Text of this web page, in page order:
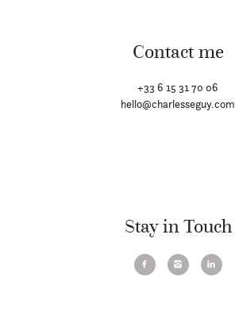
Contact me
+33 6 15 31 70 06
hello@charlesseguy.com
Stay in Touch